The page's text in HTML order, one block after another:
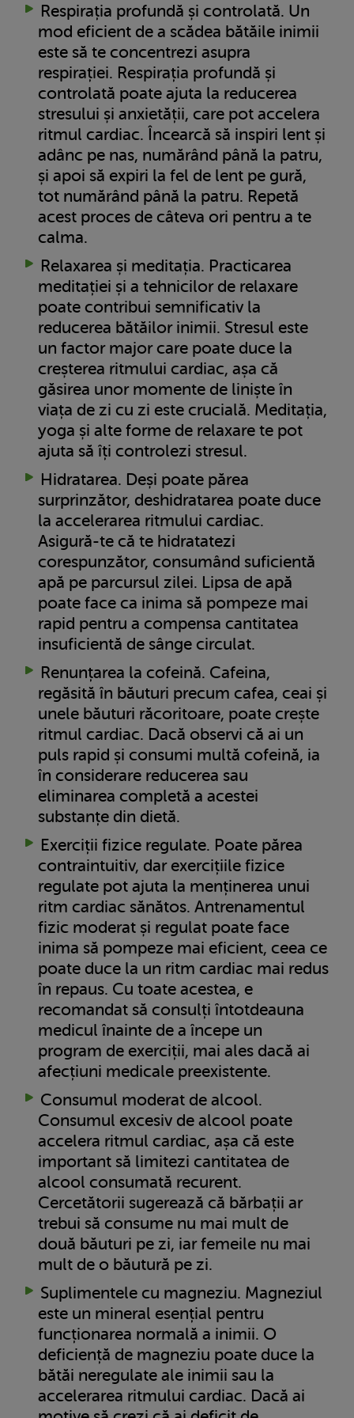
Respirația profundă și controlată. Un
mod eficient de a scădea bătăile inimii
este să te concentrezi asupra
respirației. Respirația profundă și
controlată poate ajuta la reducerea
stresului și anxietății, care pot accelera
ritmul cardiac. Încearcă să inspiri lent și
adânc pe nas, numărând până la patru,
și apoi să expiri la fel de lent pe gură,
tot numărând până la patru. Repetă
acest proces de câteva ori pentru a te
calma.
Relaxarea și meditația. Practicarea
meditației și a tehnicilor de relaxare
poate contribui semnificativ la
reducerea bătăilor inimii. Stresul este
un factor major care poate duce la
creșterea ritmului cardiac, așa că
găsirea unor momente de liniște în
viața de zi cu zi este crucială. Meditația,
yoga și alte forme de relaxare te pot
ajuta să îți controlezi stresul.
Hidratarea. Deși poate părea
surprinzător, deshidratarea poate duce
la accelerarea ritmului cardiac.
Asigură-te că te hidratatezi
corespunzător, consumând suficientă
apă pe parcursul zilei. Lipsa de apă
poate face ca inima să pompeze mai
rapid pentru a compensa cantitatea
insuficientă de sânge circulat.
Renunțarea la cofeină. Cafeina,
regăsită în băuturi precum cafea, ceai și
unele băuturi răcoritoare, poate crește
ritmul cardiac. Dacă observi că ai un
puls rapid și consumi multă cofeină, ia
în considerare reducerea sau
eliminarea completă a acestei
substanțe din dietă.
Exerciții fizice regulate. Poate părea
contraintuitiv, dar exercițiile fizice
regulate pot ajuta la menținerea unui
ritm cardiac sănătos. Antrenamentul
fizic moderat și regulat poate face
inima să pompeze mai eficient, ceea ce
poate duce la un ritm cardiac mai redus
în repaus. Cu toate acestea, e
recomandat să consulți întotdeauna
medicul înainte de a începe un
program de exerciții, mai ales dacă ai
afecțiuni medicale preexistente.
Consumul moderat de alcool.
Consumul excesiv de alcool poate
accelera ritmul cardiac, așa că este
important să limitezi cantitatea de
alcool consumată recurent.
Cercetătorii sugerează că bărbații ar
trebui să consume nu mai mult de
două băuturi pe zi, iar femeile nu mai
mult de o băutură pe zi.
Suplimentele cu magneziu. Magneziul
este un mineral esențial pentru
funcționarea normală a inimii. O
deficiență de magneziu poate duce la
bătăi neregulate ale inimii sau la
accelerarea ritmului cardiac. Dacă ai